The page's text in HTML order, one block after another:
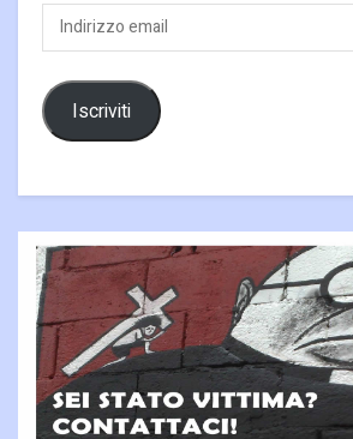
Indirizzo
email
Iscriviti